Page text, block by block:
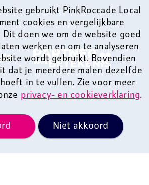
gebruikt PinkRoccade Local
cookies en vergelijkbare
Dit doen we om de website goed
werken en om te analyseren
wordt gebruikt. Bovendien
dat je meerdere malen dezelfde
in te vullen. Zie voor meer
privacy- en cookieverklaring.
Niet akkoord
nieuwsbrief